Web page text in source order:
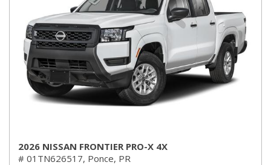
2026 NISSAN FRONTIER PRO-X 4X
# 01TN626517, Ponce, PR